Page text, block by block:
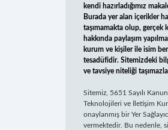
kendi hazırladığımız
Burada yer alan içerikler
taşımamakta olup, gerçek
hakkında paylaşım
kurum ve kişiler ile isim
tesadüfidir. Sitemizdeki
ve tavsiye niteliği
Sitemiz, 5651 Sayılı
Teknolojileri ve İletişim
onaylanmış bir Yer
vermektedir. Bu nedenle,